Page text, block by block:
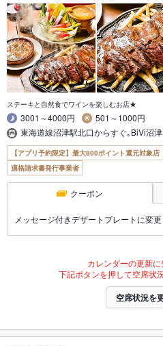
ステーキと自然食でワインを楽しむお店★
3001～4000円
501～1000円
東海道線沼津駅北口からすぐ｡BiVi沼津
【アプリ予約限定】最大800ポイント還元対象店
適格請求書発行事業者
クーポン
メッセージ付きデザートプレートに変更
カレンダーの更新に
下記ボタンを押して空席状
空席状況を